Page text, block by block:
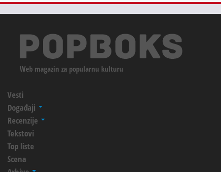
Web magazin za popularnu kulturu
Vesti
Događaji
Recenzije
Tekstovi
Top liste
Scena